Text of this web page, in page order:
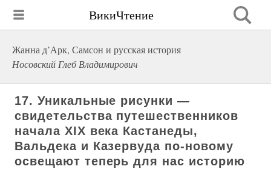
ВикиЧтение
Жанна д’Арк, Самсон и русская история
Носовский Глеб Владимирович
17. Уникальные рисунки —
свидетельства путешественников
начала XIX века Кастанеды,
Вальдека и Казервуда по-новому
освещают теперь для нас историю